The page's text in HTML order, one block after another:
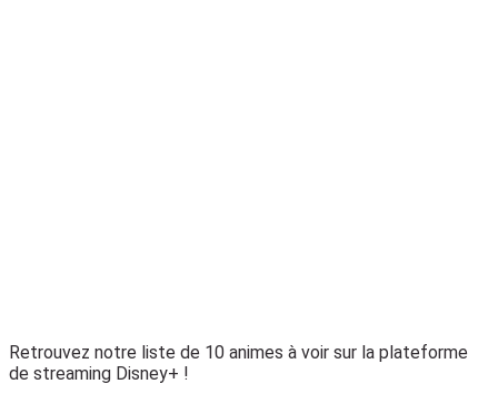
Retrouvez notre liste de 10 animes à voir sur la plateforme
de streaming Disney+ !